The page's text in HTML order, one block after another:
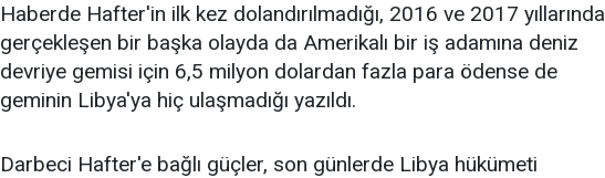
Haberde Hafter'in ilk kez dolandırılmadığı, 2016 ve 2017 yıllarında
gerçekleşen bir başka olayda da Amerikalı bir iş adamına deniz
devriye gemisi için 6,5 milyon dolardan fazla para ödense de
geminin Libya'ya hiç ulaşmadığı yazıldı.
Darbeci Hafter'e bağlı güçler, son günlerde Libya hükümeti